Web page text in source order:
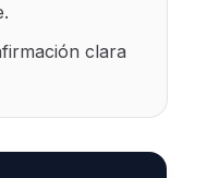
clara